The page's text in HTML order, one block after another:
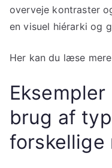
overveje kontraster
en visuel hiérarki og
Her kan du læse
brug af
forskellige